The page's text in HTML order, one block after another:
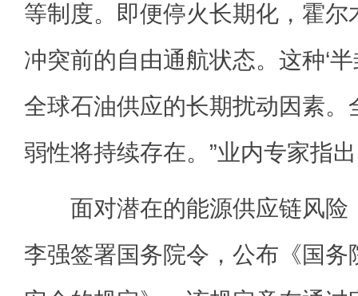
等制度。即便停火长期化，霍
冲突前的自由通航状态。这种‘
全球石油供应的长期扰动因素。
弱性将持续存在。”业内专家指
面对潜在的能源供应链风险
李强签署国务院令，公布《国